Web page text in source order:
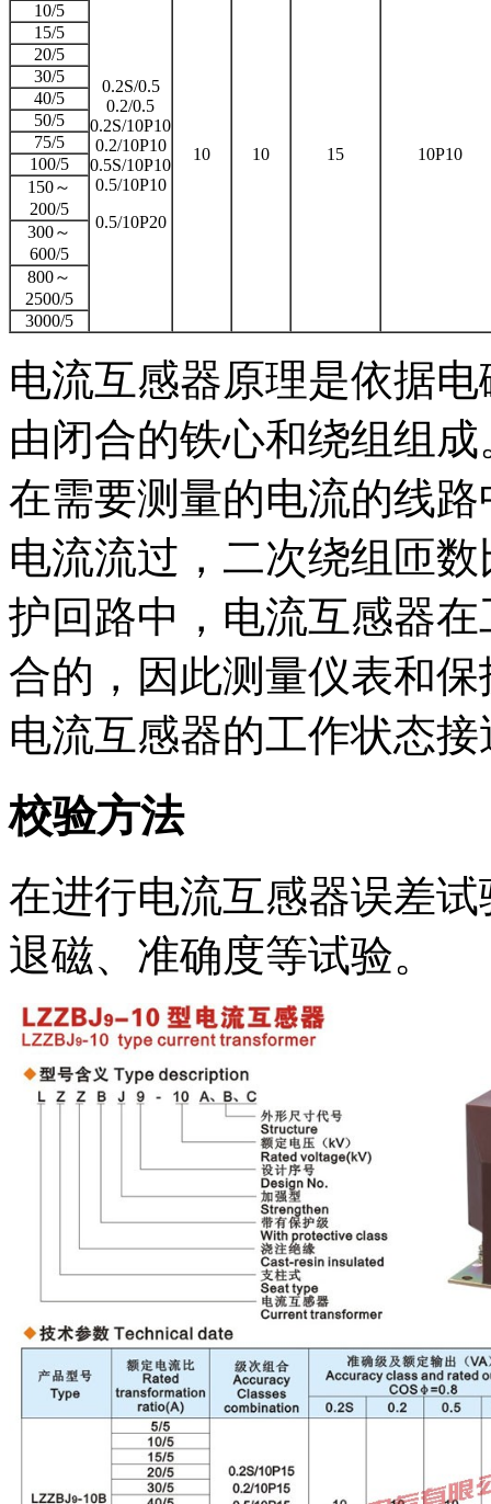
0.2S/0.5
0.2/0.5
0.2S/10P10
0.2/10P10
0.5S/10P10
0.5/10P10
0.5/10P20
10 10 15 10P10
10/5
15/5
20/5
30/5
40/5
50/5
75/5
100/5
150～
200/5
300～
600/5
800～
2500/5
3000/5
电流互感器原理是依据
由闭合的铁心和绕组组
在需要测量的电流的线
电流流过，二次绕组匝
护回路中，电流互感器
合的，因此测量仪表和
电流互感器的工作状态
校验方法
在进行电流互感器误差
退磁、准确度等试验。